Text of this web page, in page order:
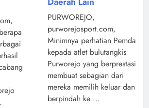
PURWOREJO,
purworejosport.com,
Minimnya perhatian Pemda
kepada atlet bulutangkis
Purworejo yang berprestasi
membuat sebagian dari
mereka memilih keluar dan
berpindah ke ...